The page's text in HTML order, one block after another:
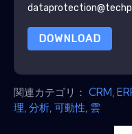
DOWNLOAD
関連カテゴリ： CRM
理 分析 可動性 雲